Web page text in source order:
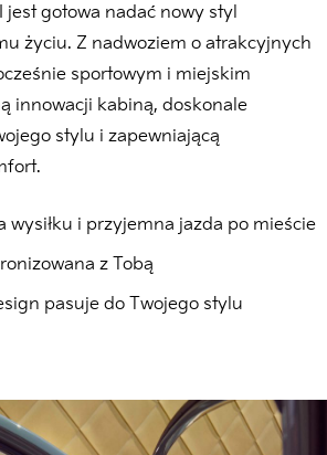
jest gotowa nadać nowy styl
życiu. Z nadwoziem o atrakcyjnych
sportowym i miejskim
innowacji kabiną, doskonale
stylu i zapewniającą
wysiłku i przyjemna jazda po mieście
z Tobą
pasuje do Twojego stylu